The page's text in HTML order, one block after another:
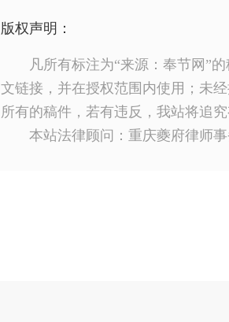
版权声明：
凡所有标注为“来源：奉节网”
文链接，并在授权范围内使用；未
所有的稿件，若有违反，我站将追究
本站法律顾问：重庆夔府律师事